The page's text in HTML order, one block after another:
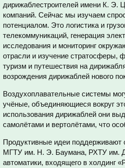
дирижаблестроителей имени К. Э.
компаний. Сейчас мы изучаем
потенциалом. Это логистика и
телекоммуникаций, генерация
исследования и мониторинг
отрасли и изучение стратосферы,
туризм и путешествия на
возрождения дирижаблей нового
Воздухоплавательные системы
учёные, объединяющиеся вокруг
использования дирижаблей они
самолётами и вертолётами, что
Продуктивные идеи поддерживают
МГТУ им. Н. Э. Баумана, РХТУ им. Д.
автоматики, входящего в холдинг